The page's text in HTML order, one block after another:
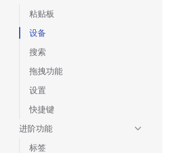
粘贴板
设备
搜索
拖拽功能
设置
快捷键
进阶功能
标签